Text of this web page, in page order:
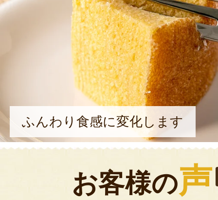
ふんわり食感に変化します
お客様の声